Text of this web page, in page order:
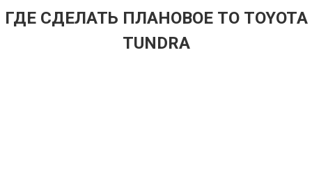
ГДЕ СДЕЛАТЬ ПЛАНОВОЕ ТО TOYOTA
TUNDRA